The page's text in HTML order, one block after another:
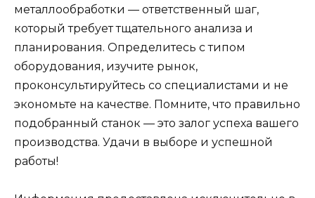
металлообработки — ответственный шаг,
который требует тщательного анализа и
планирования. Определитесь с типом
оборудования, изучите рынок,
проконсультируйтесь со специалистами и не
экономьте на качестве. Помните, что правильно
подобранный станок — это залог успеха вашего
производства. Удачи в выборе и успешной
работы!